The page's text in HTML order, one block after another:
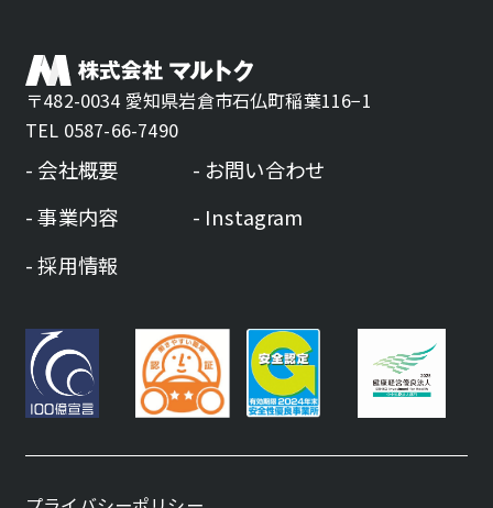
〒482-0034 愛知県岩倉市石仏町稲葉116−1
TEL 0587-66-7490
会社概要
事業内容
採用情報
お問い合わせ
Instagram